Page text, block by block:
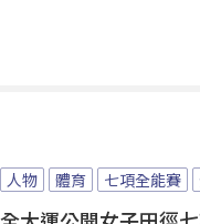
人物 體育 七項全能賽